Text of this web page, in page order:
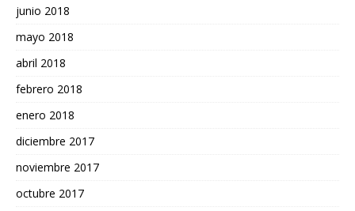
junio 2018
mayo 2018
abril 2018
febrero 2018
enero 2018
diciembre 2017
noviembre 2017
octubre 2017